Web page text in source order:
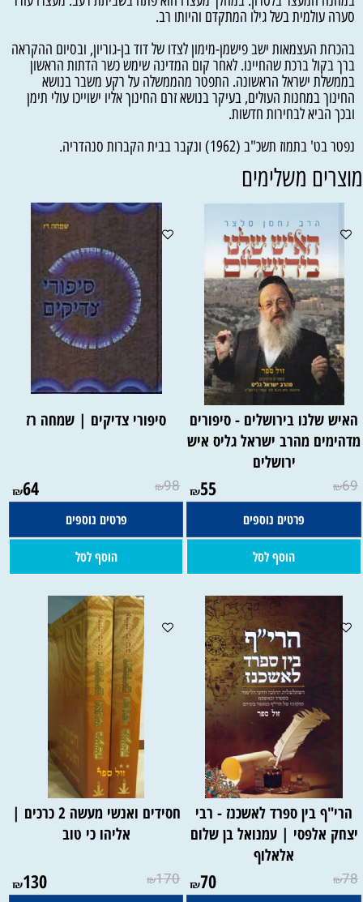
סערה עולמית בשל גילו המתקדם והיותו רב.
בהכרזת העצמאות ישב פישמן-מימון לצדו של דוד בן-גוריון, ובסיום ההקראה
ברך בקול ברכת שהחיינו. לאחר קום המדינה שימש כשר הדתות הראשון
בממשלת ישראל הראשונה. התפטר מהממשלה על רקע משבר בנושא
החינוך במחנות העולים, בעיקר בנושא זרם החינוך אליו ישוייכו עולי תימן
ובכך הביא לבחירות חדשות.
נפטר בט' בתמוז תשכ"ב (1962) ונקבר בבית הקברות סנהדריה.
משלימים
האיש שלנו בירושלים - סיפורים
מהרב ישראל גליס איש
ירושלים
₪69
₪55
פרטים נוספים
הוסף לסל
סיפורי צדיקים | שמחה רז
₪98
₪64
פרטים נוספים
הוסף לסל
הרי"ף בין ספרד לאשכנז - רבי
יצחק אלפסי | עמנואל בן שלום
אלאלוף
₪78
₪70
חסידים ואנשי מעשה 2 כרכים |
אליהו כי טוב
₪170
₪130